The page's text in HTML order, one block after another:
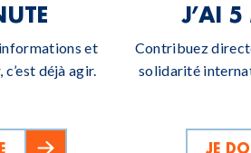
et
déjà agir.
J’AI 5
Contribuez
solidarité
JE